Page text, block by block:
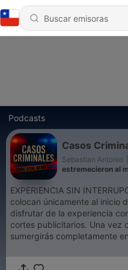
Podcasts
Casos
Sebastian Antonio
estremecieron al
EXPERIENCIA SIN
colocan únicamente al inicio
disfrutar de la experiencia
cortes publicitarios. Una vez
sumergirás completamente
revelación sin ninguna